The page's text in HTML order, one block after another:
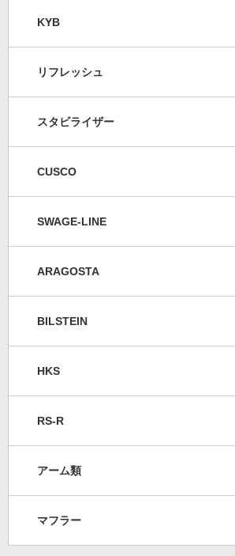
KYB
リフレッシュ
スタビライザー
CUSCO
SWAGE-LINE
ARAGOSTA
BILSTEIN
HKS
RS-R
アーム類
マフラー